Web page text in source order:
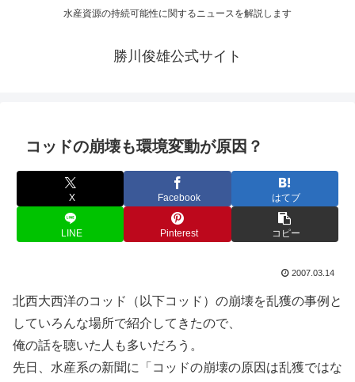
水産資源の持続可能性に関するニュースを解説します
勝川俊雄公式サイト
コッドの崩壊も環境変動が原因？
X Facebook はてブ
LINE Pinterest コピー
2007.03.14
北西大西洋のコッド（以下コッド）の崩壊を乱獲の事例と
していろんな場所で紹介してきたので、
俺の話を聴いた人も多いだろう。
先日、水産系の新聞に「コッドの崩壊の原因は乱獲ではな